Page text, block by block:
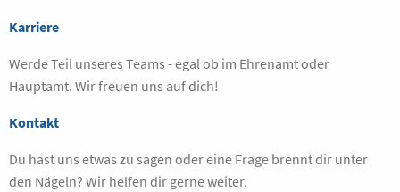
Karriere
Werde Teil unseres Teams - egal ob im Ehrenamt oder
Hauptamt. Wir freuen uns auf dich!
Kontakt
Du hast uns etwas zu sagen oder eine Frage brennt dir unter
den Nägeln? Wir helfen dir gerne weiter.